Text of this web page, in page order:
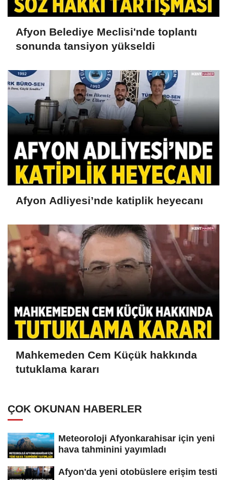
Afyon Belediye Meclisi'nde toplantı
sonunda tansiyon yükseldi
Afyon Adliyesi’nde katiplik heyecanı
Mahkemeden Cem Küçük hakkında
tutuklama kararı
ÇOK OKUNAN HABERLER
Meteoroloji Afyonkarahisar için yeni
hava tahminini yayımladı
Afyon'da yeni otobüslere erişim testi